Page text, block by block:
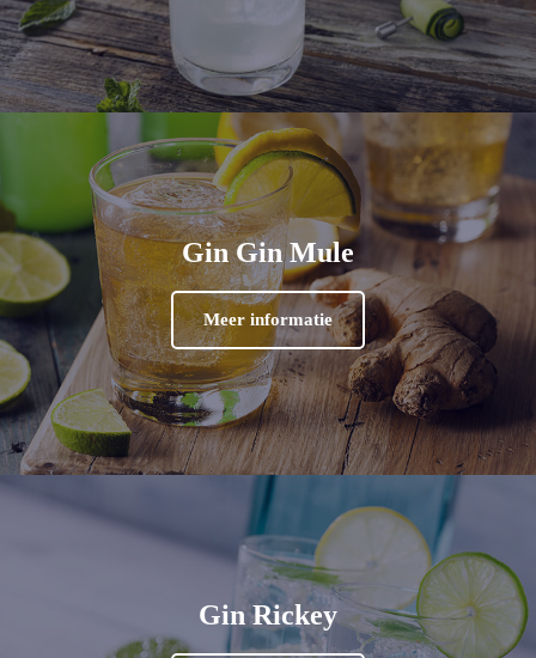
Gin Gin Mule
Meer informatie
Gin Rickey